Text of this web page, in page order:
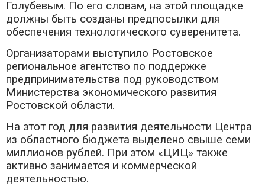
Голубевым. По его словам, на этой площадке
должны быть созданы предпосылки для
обеспечения технологического суверенитета.
Организаторами выступило Ростовское
региональное агентство по поддержке
предпринимательства под руководством
Министерства экономического развития
Ростовской области.
На этот год для развития деятельности Центра
из областного бюджета выделено свыше семи
миллионов рублей. При этом «ЦИЦ» также
активно занимается и коммерческой
деятельностью.